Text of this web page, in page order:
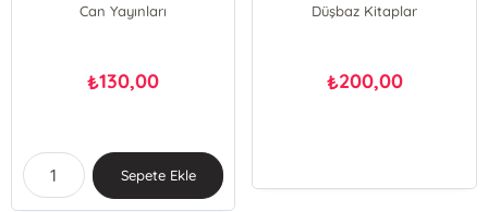
Can Yayınları
₺130,00
Sepete Ekle
Düşbaz Kitaplar
₺200,00